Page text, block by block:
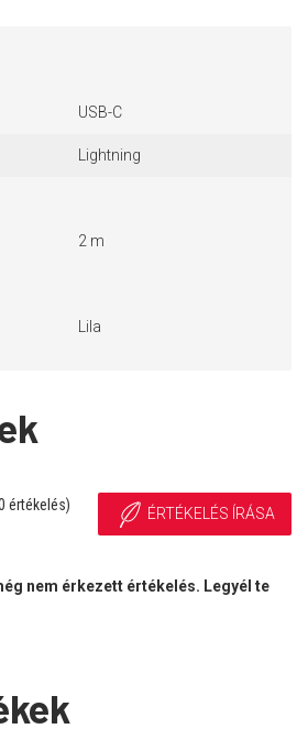
USB-C
Lightning
2 m
Lila
értékelés) ÉRTÉKELÉS ÍRÁSA
nem érkezett értékelés. Legyél te